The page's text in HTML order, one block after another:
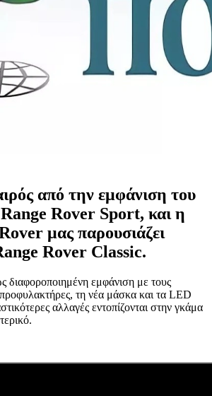
από την εμφάνιση του
Rover Sport, και η
μας παρουσιάζει
Rover Classic.
διαφοροποιημένη εμφάνιση με τους
τη νέα μάσκα και τα LED
αλλαγές εντοπίζονται στην γκάμα